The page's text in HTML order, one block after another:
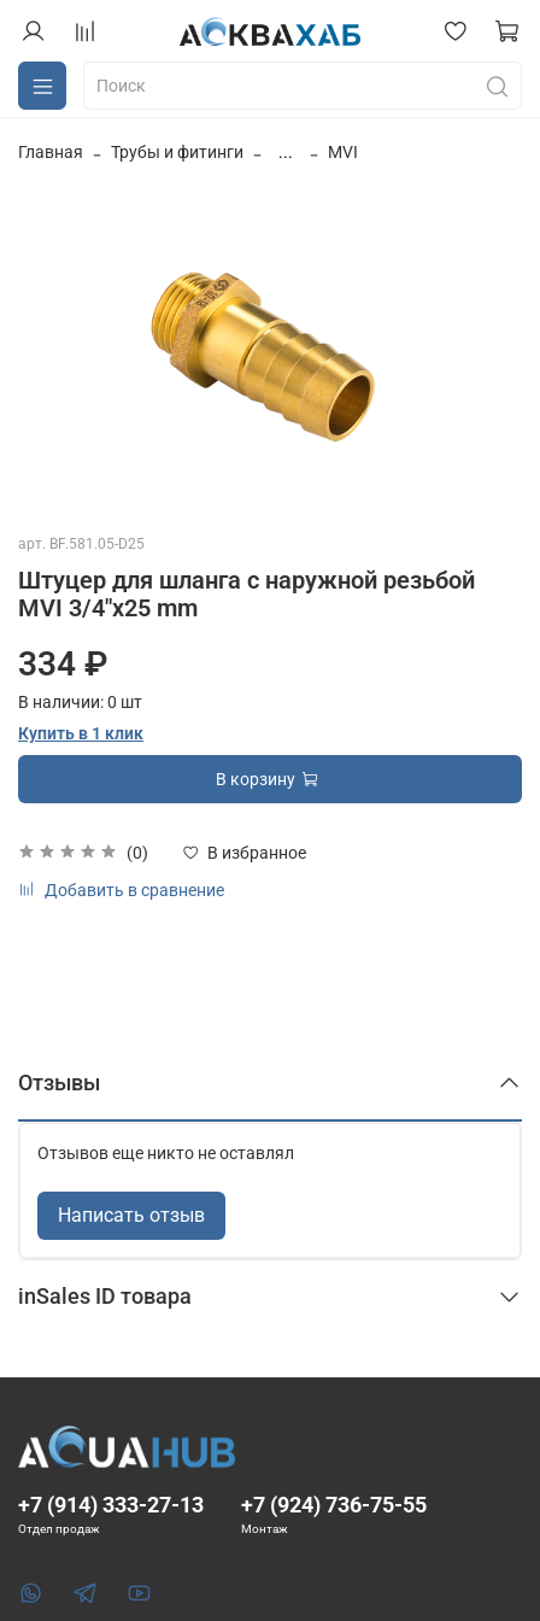
Главная Трубы и фитинги ... MVI
арт. BF.581.05-D25
Штуцер для шланга с наружной резьбой
MVI 3/4"x25 mm
(0)
В избранное
Добавить в сравнение
334 ₽
В наличии:0 шт
Купить в 1 клик
В корзину
Отзывы
Отзывов еще никто не оставлял
Написать отзыв
inSales ID товара
+7 (914) 333-27-13
Отдел продаж
+7 (924) 736-75-55
Монтаж